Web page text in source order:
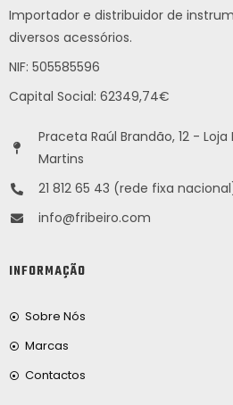
Importador e distribuidor de
diversos acessórios.
NIF: 505585596
Capital Social: 62349,74€
Praceta Raúl Brandão, 12 -
Martins
21 812 65 43 (rede fixa
info@fribeiro.com
INFORMAÇÃO
Sobre Nós
Marcas
Contactos